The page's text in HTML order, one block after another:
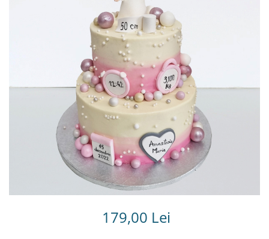
Torturi in frosting- crema pentru
Tortulețe 1.7 kg - 2 kg
179,00 Lei